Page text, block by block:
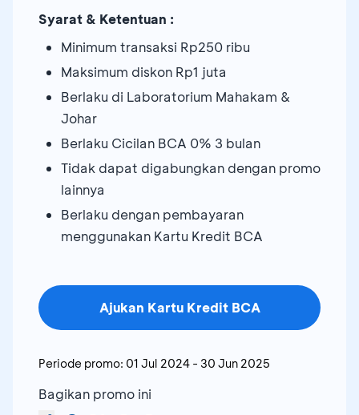
Syarat & Ketentuan :
Minimum transaksi Rp250 ribu
Maksimum diskon Rp1 juta
Berlaku di Laboratorium Mahakam &
Johar
Berlaku Cicilan BCA 0% 3 bulan
Tidak dapat digabungkan dengan promo
lainnya
Berlaku dengan pembayaran
menggunakan Kartu Kredit BCA
Ajukan Kartu Kredit BCA
Periode promo: 01 Jul 2024 - 30 Jun 2025
Bagikan promo ini